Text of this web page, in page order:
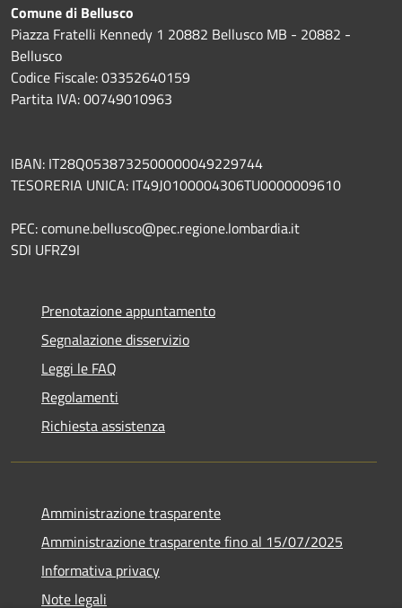
Comune di Bellusco
Piazza Fratelli Kennedy 1 20882 Bellusco MB - 20882 -
Bellusco
Codice Fiscale: 03352640159
Partita IVA: 00749010963
IBAN: IT28Q0538732500000049229744
TESORERIA UNICA: IT49J0100004306TU0000009610
PEC: comune.bellusco@pec.regione.lombardia.it
SDI UFRZ9I
Prenotazione appuntamento
Segnalazione disservizio
Leggi le FAQ
Regolamenti
Richiesta assistenza
Amministrazione trasparente
Amministrazione trasparente fino al 15/07/2025
Informativa privacy
Note legali